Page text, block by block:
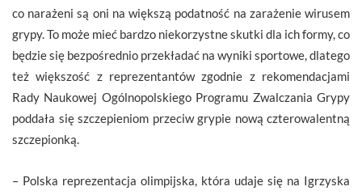
co narażeni są oni na większą podatność na zarażenie wirusem
grypy. To może mieć bardzo niekorzystne skutki dla ich formy, co
będzie się bezpośrednio przekładać na wyniki sportowe, dlatego
też większość z reprezentantów zgodnie z rekomendacjami
Rady Naukowej Ogólnopolskiego Programu Zwalczania Grypy
poddała się szczepieniom przeciw grypie nową czterowalentną
szczepionką.
– Polska reprezentacja olimpijska, która udaje się na Igrzyska